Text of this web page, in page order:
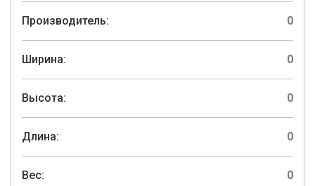
Производитель: 0
Ширина: 0
Высота: 0
Длина: 0
Вес: 0